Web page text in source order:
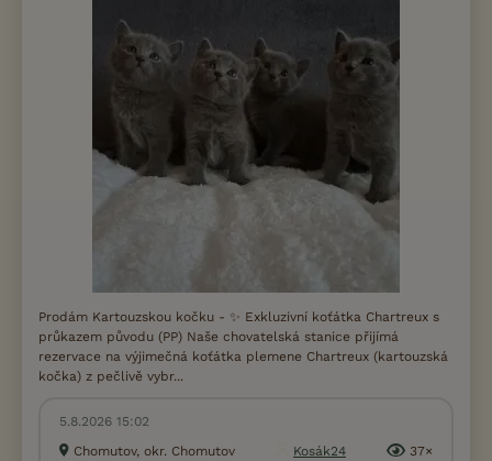
Prodám Kartouzskou kočku - ✨ Exkluzivní koťátka Chartreux s
průkazem původu (PP) Naše chovatelská stanice přijímá
rezervace na výjimečná koťátka plemene Chartreux (kartouzská
kočka) z pečlivě vybr...
5.8.2026 15:02
Chomutov, okr. Chomutov
Kosák24 37×